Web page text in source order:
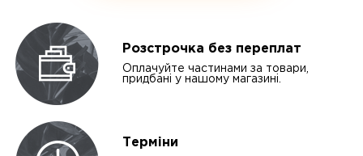
Розстрочка без переплат
Оплачуйте частинами за товари,
придбані у нашому магазині.
Терміни